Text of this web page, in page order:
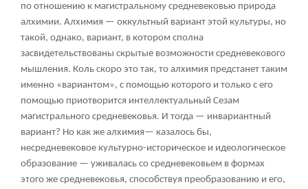
по отношению к магистральному средневековью природа
алхимии. Алхимия — оккультный вариант этой культуры, но
такой, однако, вариант, в котором сполна
засвидетельствованы скрытые возможности средневекового
мышления. Коль скоро это так, то алхимия предстанет таким
именно «вариантом», с помощью которого и только с его
помощью приотворится интеллектуальный Сезам
магистрального средневековья. И тогда — инвариантный
вариант? Но как же алхимия— казалось бы,
несредневековое культурно-историческое и идеологическое
образование — уживалась со средневековьем в формах
этого же средневековья, способствуя преобразованию и его,